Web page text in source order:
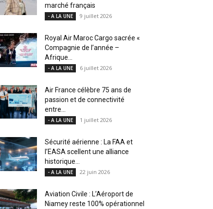
marché français
- A LA UNE 9 juillet 2026
Royal Air Maroc Cargo sacrée «
Compagnie de l’année –
Afrique...
- A LA UNE 6 juillet 2026
Air France célèbre 75 ans de
passion et de connectivité
entre...
- A LA UNE 1 juillet 2026
Sécurité aérienne : La FAA et
l’EASA scellent une alliance
historique...
- A LA UNE 22 juin 2026
Aviation Civile : L’Aéroport de
Niamey reste 100% opérationnel